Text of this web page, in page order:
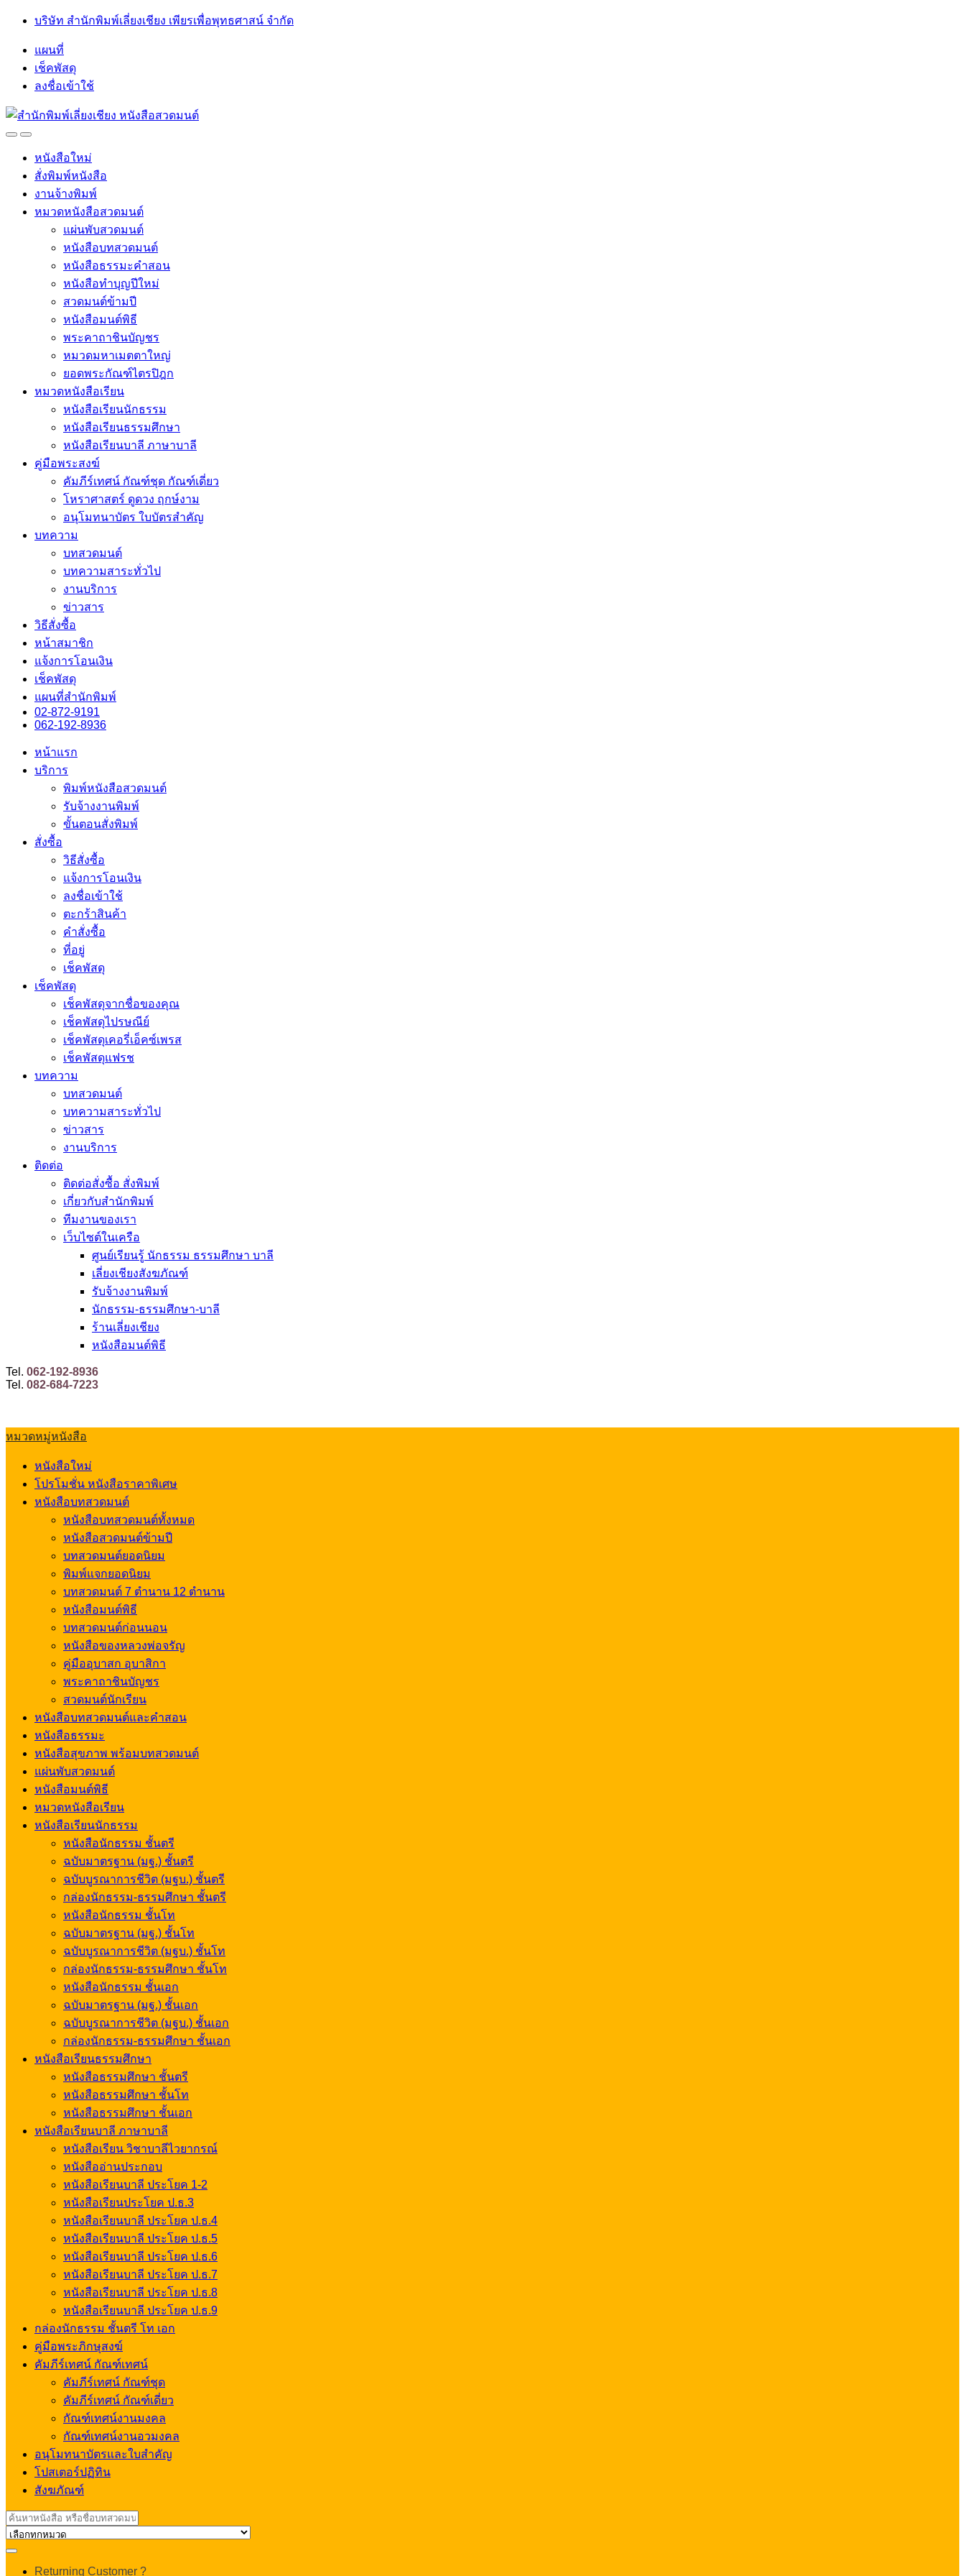
Skip
navigation
Skip
บริษัท สำนักพิมพ์เลี่ยงเชียง เพียรเพื่อพุทธศาสน์ จำกัด
แผนที่
เช็คพัสดุ
ลงชื่อเข้าใช้
OpenClose
หนังสือใหม่
สั่งพิมพ์หนังสือ
งานจ้างพิมพ์
หมวดหนังสือสวดมนต์
แผ่นพับสวดมนต์
หนังสือบทสวดมนต์
หนังสือธรรมะคำสอน
หนังสือทำบุญปีใหม่
สวดมนต์ข้ามปี
หนังสือมนต์พิธี
พระคาถาชินบัญชร
หมวดมหาเมตตาใหญ่
ยอดพระกัณฑ์ไตรปิฎก
หมวดหนังสือเรียน
หนังสือเรียนนักธรรม
หนังสือเรียนธรรมศึกษา
หนังสือเรียนบาลี ภาษาบาลี
คู่มือพระสงฆ์
คัมภีร์เทศน์ กัณฑ์ชุด กัณฑ์เดี่ยว
โหราศาสตร์ ดูดวง ฤกษ์งาม
อนุโมทนาบัตร ใบบัตรสำคัญ
บทความ
บทสวดมนต์
บทความสาระทั่วไป
งานบริการ
ข่าวสาร
วิธีสั่งซื้อ
หน้าสมาชิก
แจ้งการโอนเงิน
เช็คพัสดุ
แผนที่สำนักพิมพ์
02-872-9191
062-192-8936
หน้าแรก
บริการ
พิมพ์หนังสือสวดมนต์
รับจ้างงานพิมพ์
ขั้นตอนสั่งพิมพ์
สั่งซื้อ
วิธีสั่งซื้อ
แจ้งการโอนเงิน
ลงชื่อเข้าใช้
ตะกร้าสินค้า
คำสั่งซื้อ
ที่อยู่
เช็คพัสดุ
เช็คพัสดุ
เช็คพัสดุจากชื่อของคุณ
เช็คพัสดุไปรษณีย์
เช็คพัสดุเคอรี่เอ็คซ์เพรส
เช็คพัสดุแฟรช
บทความ
บทสวดมนต์
บทความสาระทั่วไป
ข่าวสาร
งานบริการ
ติดต่อ
ติดต่อสั่งซื้อ สั่งพิมพ์
เกี่ยวกับสำนักพิมพ์
ทีมงานของเรา
เว็บไซต์ในเครือ
ศูนย์เรียนรู้ นักธรรม ธรรมศึกษา บาลี
เลี่ยงเชียงสังฆภัณฑ์
รับจ้างงานพิมพ์
นักธรรม-ธรรมศึกษา-บาลี
ร้านเลี่ยงเชียง
หนังสือมนต์พิธี
Tel. 062-192-8936
Tel. 082-684-7223
หมวดหมู่หนังสือ
หนังสือใหม่
โปรโมชั่น หนังสือราคาพิเศษ
หนังสือบทสวดมนต์
หนังสือบทสวดมนต์ทั้งหมด
หนังสือสวดมนต์ข้ามปี
บทสวดมนต์ยอดนิยม
พิมพ์แจกยอดนิยม
บทสวดมนต์ 7 ตำนาน 12 ตำนาน
หนังสือมนต์พิธี
บทสวดมนต์ก่อนนอน
หนังสือของหลวงพ่อจรัญ
คู่มืออุบาสก อุบาสิกา
พระคาถาชินบัญชร
สวดมนต์นักเรียน
หนังสือบทสวดมนต์และคำสอน
หนังสือธรรมะ
หนังสือสุขภาพ พร้อมบทสวดมนต์
แผ่นพับสวดมนต์
หนังสือมนต์พิธี
หมวดหนังสือเรียน
หนังสือเรียนนักธรรม
หนังสือนักธรรม ชั้นตรี
ฉบับมาตรฐาน (มฐ.) ชั้นตรี
ฉบับบูรณาการชีวิต (มฐบ.) ชั้นตรี
กล่องนักธรรม-ธรรมศึกษา ชั้นตรี
หนังสือนักธรรม ชั้นโท
ฉบับมาตรฐาน (มฐ.) ชั้นโท
ฉบับบูรณาการชีวิต (มฐบ.) ชั้นโท
กล่องนักธรรม-ธรรมศึกษา ชั้นโท
หนังสือนักธรรม ชั้นเอก
ฉบับมาตรฐาน (มฐ.) ชั้นเอก
ฉบับบูรณาการชีวิต (มฐบ.) ชั้นเอก
กล่องนักธรรม-ธรรมศึกษา ชั้นเอก
หนังสือเรียนธรรมศึกษา
หนังสือธรรมศึกษา ชั้นตรี
หนังสือธรรมศึกษา ชั้นโท
หนังสือธรรมศึกษา ชั้นเอก
หนังสือเรียนบาลี ภาษาบาลี
หนังสือเรียน วิชาบาลีไวยากรณ์
หนังสืออ่านประกอบ
หนังสือเรียนบาลี ประโยค 1-2
หนังสือเรียนประโยค ป.ธ.3
หนังสือเรียนบาลี ประโยค ป.ธ.4
หนังสือเรียนบาลี ประโยค ป.ธ.5
หนังสือเรียนบาลี ประโยค ป.ธ.6
หนังสือเรียนบาลี ประโยค ป.ธ.7
หนังสือเรียนบาลี ประโยค ป.ธ.8
หนังสือเรียนบาลี ประโยค ป.ธ.9
กล่องนักธรรม ชั้นตรี โท เอก
คู่มือพระภิกษุสงฆ์
คัมภีร์เทศน์ กัณฑ์เทศน์
คัมภีร์เทศน์ กัณฑ์ชุด
คัมภีร์เทศน์ กัณฑ์เดี่ยว
กัณฑ์เทศน์งานมงคล
กัณฑ์เทศน์งานอวมงคล
อนุโมทนาบัตรและใบสำคัญ
โปสเตอร์ปฏิทิน
สังฆภัณฑ์
Search
for:
Returning Customer ?